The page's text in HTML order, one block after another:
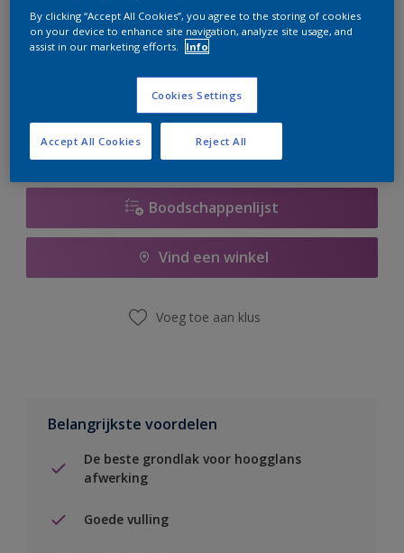
Op dit moment is het niet mogelijk dit product online
te bestellen. Houd de website in de gaten, we werken
er hard aan om de voorraad aan te vullen.
Boodschappenlijst
Vind een winkel
Voeg toe aan klus
Belangrijkste voordelen
De beste grondlak voor hoogglans
afwerking
Goede vulling
By clicking “Accept All Cookies”, you agree to the storing of cookies
on your device to enhance site navigation, analyze site usage, and
assist in our marketing efforts.
Info
Cookies Settings
Reject All
Accept All Cookies